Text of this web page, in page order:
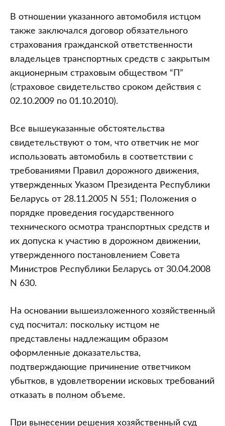
В отношении указанного автомобиля истцом
также заключался договор обязательного
страхования гражданской ответственности
владельцев транспортных средств с закрытым
акционерным страховым обществом “П”
(страховое свидетельство сроком действия с
02.10.2009 по 01.10.2010).
Все вышеуказанные обстоятельства
свидетельствуют о том, что ответчик не мог
использовать автомобиль в соответствии с
требованиями Правил дорожного движения,
утвержденных Указом Президента Республики
Беларусь от 28.11.2005 N 551; Положения о
порядке проведения государственного
технического осмотра транспортных средств и
их допуска к участию в дорожном движении,
утвержденного постановлением Совета
Министров Республики Беларусь от 30.04.2008
N 630.
На основании вышеизложенного хозяйственный
суд посчитал: поскольку истцом не
представлены надлежащим образом
оформленные доказательства,
подтверждающие причинение ответчиком
убытков, в удовлетворении исковых требований
отказать в полном объеме.
При вынесении решения хозяйственный суд